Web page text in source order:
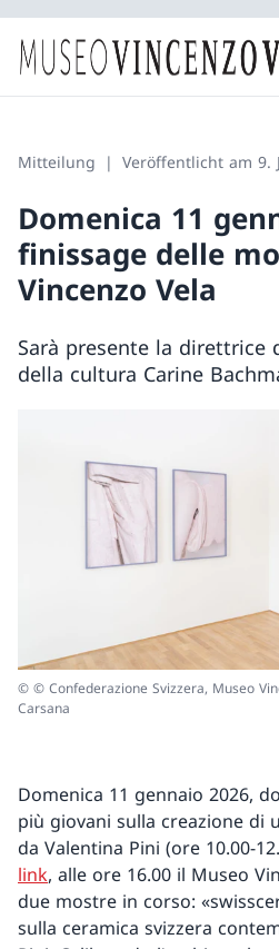
Mitteilung Veröffentlicht am 9.
Domenica 11
finissage delle
Vincenzo Vela
Sarà presente la direttrice
della cultura Carine
© © Confederazione Svizzera, Museo
Carsana
Domenica 11 gennaio 2026,
più giovani sulla creazione di
da Valentina Pini (ore 10.00-
link, alle ore 16.00 il Museo
due mostre in corso:
sulla ceramica svizzera